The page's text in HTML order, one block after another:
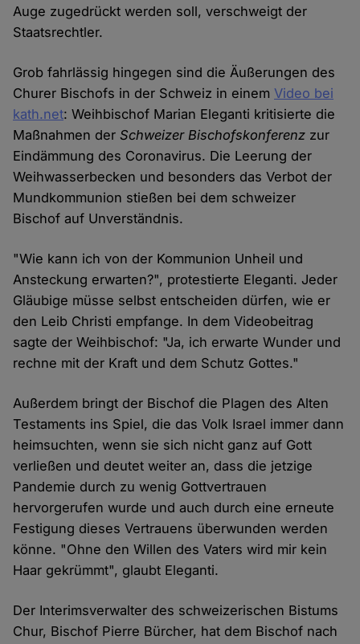
Auge zugedrückt werden soll, verschweigt der
Staatsrechtler.
Grob fahrlässig hingegen sind die Äußerungen des
Churer Bischofs in der Schweiz in einemVideo bei
kath.net: Weihbischof Marian Eleganti kritisierte die
Maßnahmen derSchweizer Bischofskonferenz zur
Eindämmung des Coronavirus. Die Leerung der
Weihwasserbecken und besonders das Verbot der
Mundkommunion stießen bei dem schweizer
Bischof auf Unverständnis.
"Wie kann ich von der Kommunion Unheil und
Ansteckung erwarten?", protestierte Eleganti. Jeder
Gläubige müsse selbst entscheiden dürfen, wie er
den Leib Christi empfange. In dem Videobeitrag
sagte der Weihbischof: "Ja, ich erwarte Wunder und
rechne mit der Kraft und dem Schutz Gottes."
Außerdem bringt der Bischof die Plagen des Alten
Testaments ins Spiel, die das Volk Israel immer dann
heimsuchten, wenn sie sich nicht ganz auf Gott
verließen und deutet weiter an, dass die jetzige
Pandemie durch zu wenig Gottvertrauen
hervorgerufen wurde und auch durch eine erneute
Festigung dieses Vertrauens überwunden werden
könne. "Ohne den Willen des Vaters wird mir kein
Haar gekrümmt", glaubt Eleganti.
Der Interimsverwalter des schweizerischen Bistums
Chur, Bischof Pierre Bürcher, hat dem Bischof nach